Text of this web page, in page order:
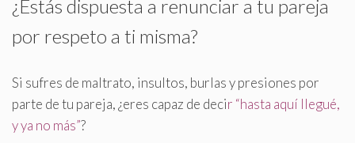
¿Estás dispuesta a renunciar a tu pareja
por respeto a ti misma?
Si sufres de maltrato, insultos, burlas y presiones por
parte de tu pareja, ¿eres capaz de decir “hasta aquí llegué,
y ya no más”?